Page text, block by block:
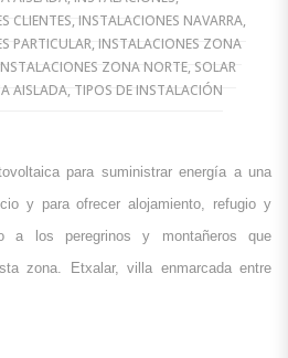
CLIENTES, INSTALACIONES NAVARRA,
PARTICULAR, INSTALACIONES ZONA
ZONA NORTE, SOLAR
AISLADA, TIPOS DE INSTALACIÓN
para suministrar energía a una
y para ofrecer alojamiento, refugio y
a los peregrinos y montañeros que
zona. Etxalar, villa enmarcada entre